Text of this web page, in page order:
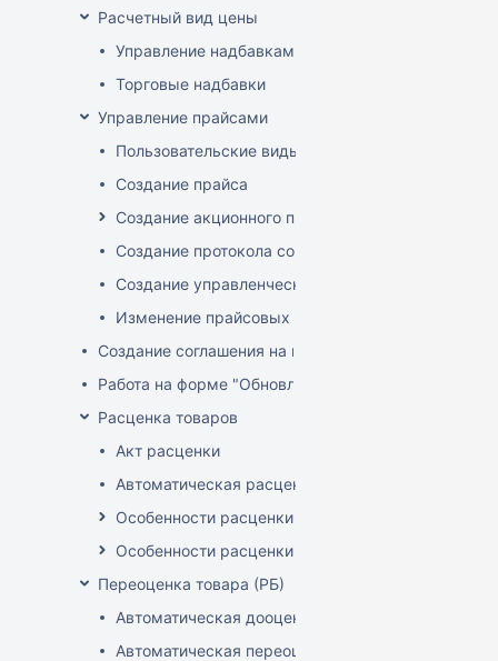
Расчетный вид цены
Управление надбавками
Торговые надбавки
Управление прайсами
Пользовательские виды цен
Создание прайса
Создание акционного прайса
Создание протокола согласования цен
Создание управленческого прайса
Изменение прайсовых цен
Создание соглашения на поставку
Работа на форме "Обновление розничных цен"
Расценка товаров
Акт расценки
Автоматическая расценка при проведении
Особенности расценки в РБ
Особенности расценки РФ
Переоценка товара (РБ)
Автоматическая дооценка товаров
Автоматическая переоценка акционного товара